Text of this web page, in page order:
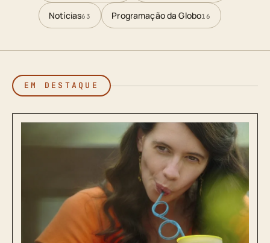
Notícias63 Programação da Globo16
EM DESTAQUE